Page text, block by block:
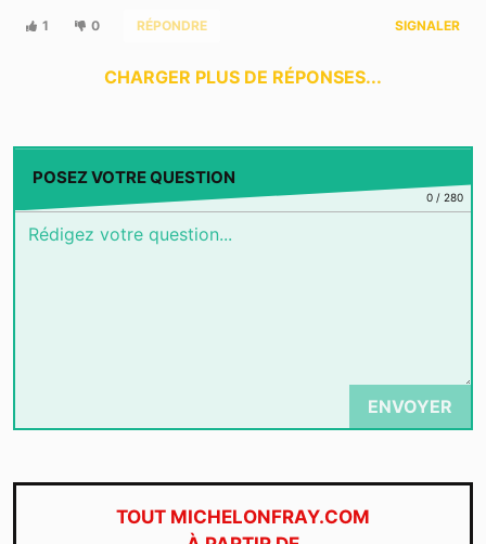
1 0 RÉPONDRE SIGNALER
CHARGER PLUS DE RÉPONSES...
POSEZ VOTRE QUESTION
0/ 280
ENVOYER
TOUT MICHELONFRAY.COM